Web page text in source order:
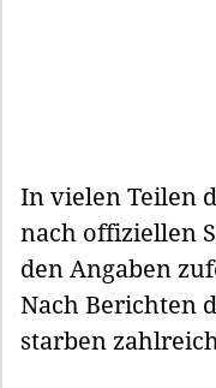
In vielen Teilen
nach offiziellen
den Angaben
Nach Berichten
starben